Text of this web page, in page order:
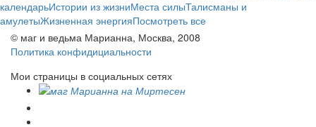
календарьИстории из жизниМеста силыТалисманы и
амулетыЖизненная энергияПосмотреть все
© маг и ведьма Марианна, Москва, 2008
Политика конфидициальности
Мои страницы в социальных сетях